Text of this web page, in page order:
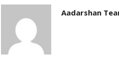
Aadarshan